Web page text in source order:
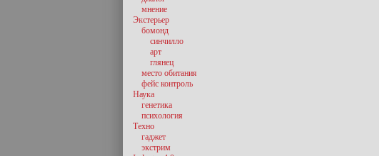
мнение
Экстерьер
бомонд
синчилло
арт
глянец
место обитания
фейс контроль
Наука
генетика
психология
Техно
гаджет
экстрим